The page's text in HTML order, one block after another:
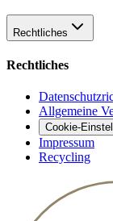
Rechtliches
Rechtliches
Allgemeine
Cookie-
Impressum
Recycling